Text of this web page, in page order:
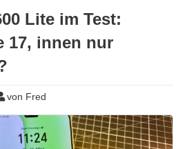
Lite im Test:
17, innen nur
von Fred